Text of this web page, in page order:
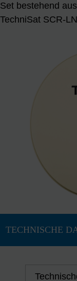
Set bestehend
TechniSat SCR-